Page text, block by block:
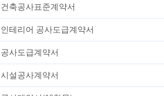
건축공사표준계약서
인테리어 공사도급계약서
공사도급계약서
시설공사계약서